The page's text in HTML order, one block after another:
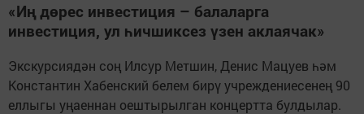
«Иң дөрес инвестиция – балаларга
инвестиция, ул һичшиксез үзен аклаячак»
Экскурсиядән соң Илсур Метшин, Денис Мацуев һәм
Константин Хабенский белем бирү учреждениесенең 90
еллыгы уңаеннан оештырылган концертта булдылар.